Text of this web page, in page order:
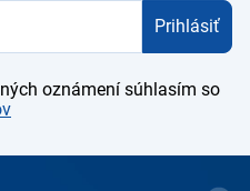
Prihlásiť
oznámení súhlasím so